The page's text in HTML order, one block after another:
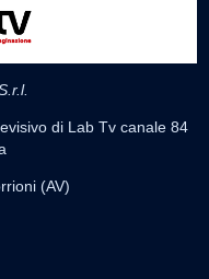
di Lab Tv canale 84
(AV)